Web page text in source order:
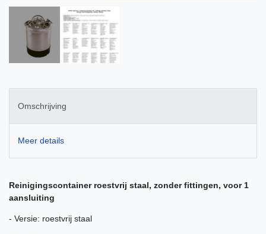
Omschrijving
Meer details
Reinigingscontainer roestvrij staal, zonder fittingen, voor 1
aansluiting
- Versie: roestvrij staal